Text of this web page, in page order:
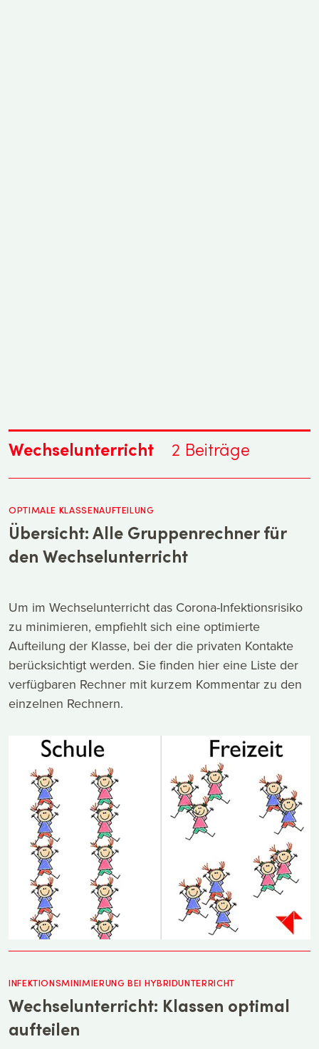
Wechselunterricht 2 Beiträge
OPTIMALE KLASSENAUFTEILUNG
Übersicht: Alle Gruppenrechner für
den Wechselunterricht
Um im Wechselunterricht das Corona-Infektionsrisiko
zu minimieren, empfiehlt sich eine optimierte
Aufteilung der Klasse, bei der die privaten Kontakte
berücksichtigt werden. Sie finden hier eine Liste der
verfügbaren Rechner mit kurzem Kommentar zu den
einzelnen Rechnern.
INFEKTIONSMINIMIERUNG BEI HYBRIDUNTERRICHT
Wechselunterricht: Klassen optimal
aufteilen